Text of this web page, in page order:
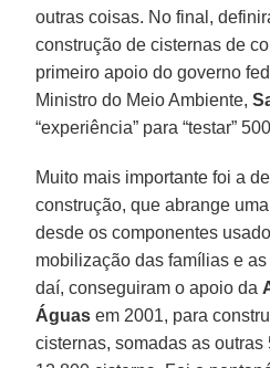
outras coisas. No final,
construção de cisternas de
primeiro apoio do governo
Ministro do Meio Ambiente,
“experiência” para “testar”
Muito mais importante foi a
construção, que abrange
desde os componentes
mobilização das famílias e
daí, conseguiram o apoio da
Águas em 2001, para
cisternas, somadas as